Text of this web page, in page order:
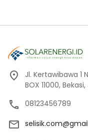
Jl. Kertawibawa 1
BOX 11000,
08123456789